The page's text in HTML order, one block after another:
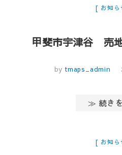
お知ら
甲斐市宇津谷 売
by tmaps_admin
≫ 続き
お知ら